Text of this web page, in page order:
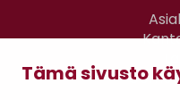
Tämä sivusto